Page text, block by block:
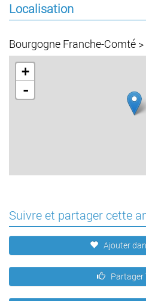
Localisation
Bourgogne Franche-Comté
+
-
Suivre et partager cette
Ajouter
Partager